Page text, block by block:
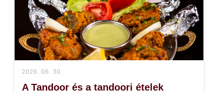
2026. 06. 30.
A Tandoor és a tandoori ételek